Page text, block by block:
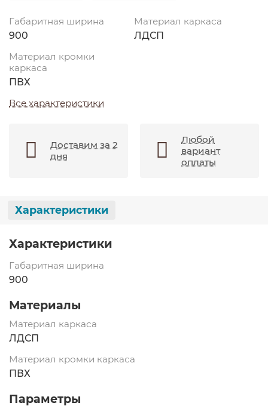
Габаритная ширина
900
Материал каркаса
ЛДСП
Материал кромки
каркаса
ПВХ
Все характеристики
Доставим за 2
дня
Любой
вариант
оплаты
Характеристики
Характеристики
Габаритная ширина
900
Материалы
Материал каркаса
ЛДСП
Материал кромки каркаса
ПВХ
Параметры